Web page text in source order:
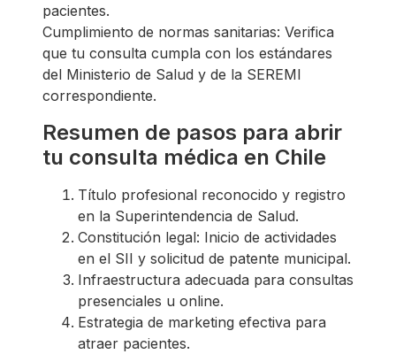
pacientes.
Cumplimiento de normas sanitarias: Verifica
que tu consulta cumpla con los estándares
del Ministerio de Salud y de la SEREMI
correspondiente.
Resumen de pasos para abrir
tu consulta médica en Chile
Título profesional reconocido y registro
en la Superintendencia de Salud.
Constitución legal: Inicio de actividades
en el SII y solicitud de patente municipal.
Infraestructura adecuada para consultas
presenciales u online.
Estrategia de marketing efectiva para
atraer pacientes.